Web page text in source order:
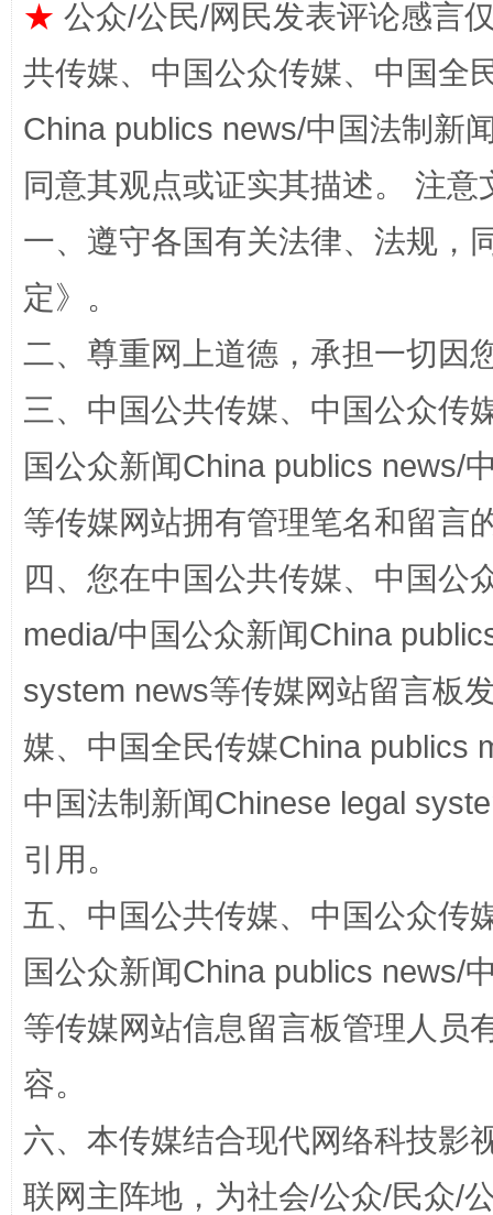
规模最大的光氢储一体化项目 走
镜头丨大暑三秋近 山西：
如何以同查同治破解风腐交织难题 养老服
★ 公众/公民/网民发表评论感言
共传媒、中国公众传媒、中国全
China publics news/中国法制新
同意其观点或证实其描述。 注
一、遵守各国有关法律、法规，
定》。
二、尊重网上道德，承担一切因
三、中国公共传媒、中国公众传
国公众新闻China publics news/
等传媒网站拥有管理笔名和留言
四、您在中国公共传媒、中国公
media/中国公众新闻China
system news等传媒网站留言板
媒、中国全民传媒China publics
中国法制新闻Chinese legal
引用。
五、中国公共传媒、中国公众传
国公众新闻China publics news/
等传媒网站信息留言板管理人员
容。
六、本传媒结合现代网络科技影
联网主阵地，为社会/公众/民众/